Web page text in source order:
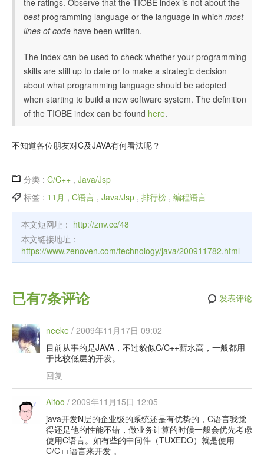
bestprogramming language or the language in which most
lines of code have been written.
The index can be used to check whether your programming
skills are still up to date or to make a strategic decision
about what programming language should be adopted
when starting to build a new software system. The definition
of the TIOBE index can be found here.
不知道各位朋友对C及JAVA有何看法呢？
分类 : C/C++ , Java/Jsp
标签 : 11月 , C语言 , Java/Jsp , 排行榜 , 编程语言
本文短网址： http://znv.cc/48
本文链接地址：
https://www.zenoven.com/technology/java/200911782.html
已有7条评论 发表评论
neeke / 2009年11月17日 09:02
目前从事的是JAVA，不过貌似C/C++薪水高，一般都用
于比较低层的开发。
回复
Alfoo / 2009年11月15日 12:05
java开发N层的企业级的系统还是有优势的，C语言我觉
得还是他的性能不错，做业务计算的时候一般会优先考虑
使用C语言。如有些的中间件（TUXEDO）就是使用
C/C++语言来开发 。